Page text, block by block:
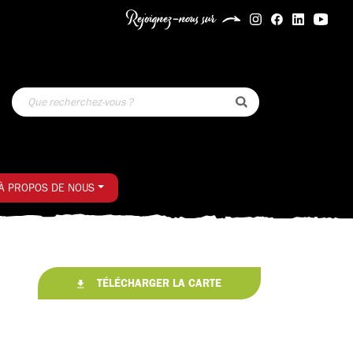
Rejoignez-nous sur
PROPOS DE NOUS
TÉLÉCHARGER LA CARTE